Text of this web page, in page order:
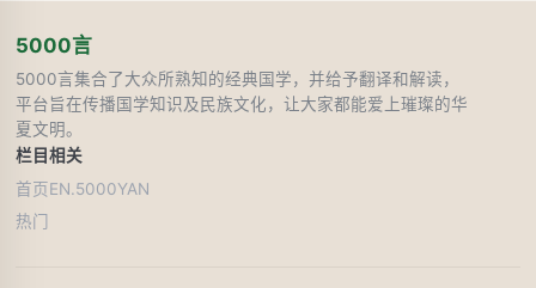
5000言
5000言集合了大众所熟知的经典国学，并给予翻译和解读，
平台旨在传播国学知识及民族文化，让大家都能爱上璀璨的华
夏文明。
栏目
首页
热门
相关
EN.5000YAN